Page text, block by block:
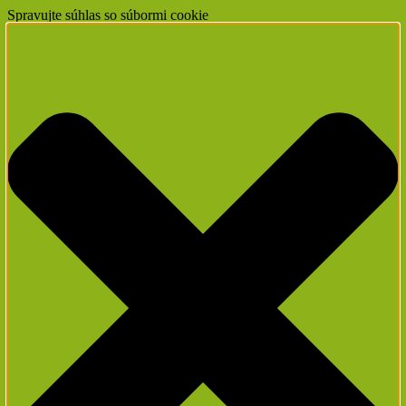
Spravujte súhlas so súbormi cookie